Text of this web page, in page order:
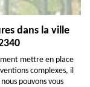
dans la ville
mettre en place
complexes, il
pouvons vous